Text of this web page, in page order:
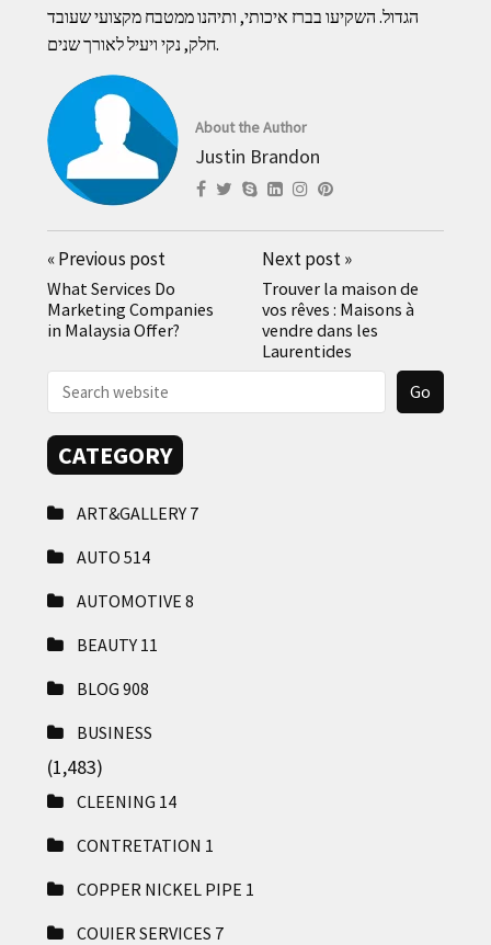
הגדול. השקיעו בברז איכותי, ותיהנו ממטבח מקצועי שעובד
חלק, נקי ויעיל לאורך שנים.
About the Author
Justin Brandon
«Previous post
What Services Do
Marketing Companies
in Malaysia Offer?
Next post»
Trouver la maison de
vos rêves : Maisons à
vendre dans les
Laurentides
CATEGORY
ART&GALLERY 7
AUTO 514
AUTOMOTIVE 8
BEAUTY 11
BLOG 908
BUSINESS
(1,483)
CLEENING 14
CONTRETATION 1
COPPER NICKEL PIPE 1
COUIER SERVICES 7